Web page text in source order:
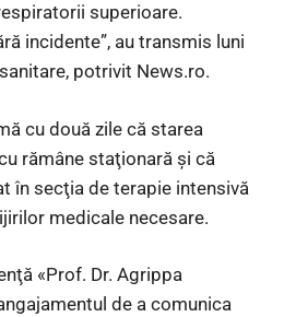
superioare.
incidente”, au transmis luni
potrivit News.ro.
cu două zile că starea
rămâne staţionară şi că
în secţia de terapie intensivă
medicale necesare.
«Prof. Dr. Agrippa
de a comunica